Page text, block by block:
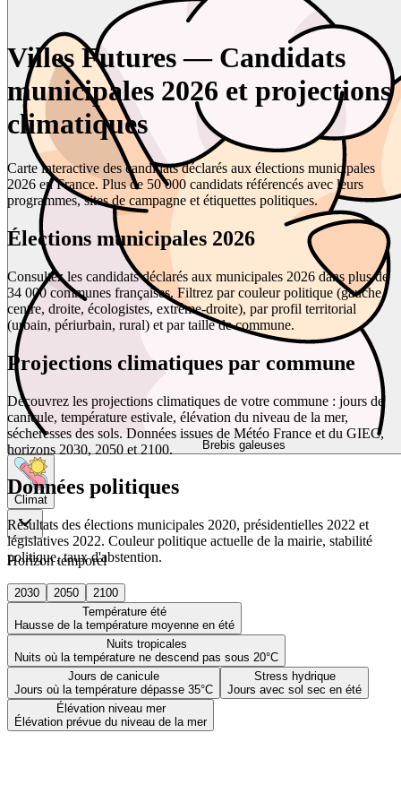
Brebis galeuses
Climat
Horizon temporel
2030 2050
2100
Température été
Hausse de la température moyenne en été
Nuits tropicales
Nuits où la température ne descend pas sous 20°C
Jours de canicule
Jours où la température dépasse 35°C
Stress hydrique
Jours avec sol sec en été
Élévation niveau mer
Élévation prévue du niveau de la mer
Villes Futures — Candidats
municipales 2026 et projections
climatiques
Carte interactive des candidats déclarés aux élections municipales
2026 en France. Plus de 50 000 candidats référencés avec leurs
programmes, sites de campagne et étiquettes politiques.
Élections municipales 2026
Consultez les candidats déclarés aux municipales 2026 dans plus de
34 000 communes françaises. Filtrez par couleur politique (gauche,
centre, droite, écologistes, extrême-droite), par profil territorial
(urbain, périurbain, rural) et par taille de commune.
Projections climatiques par commune
Découvrez les projections climatiques de votre commune : jours de
canicule, température estivale, élévation du niveau de la mer,
sécheresses des sols. Données issues de Météo France et du GIEC,
horizons 2030, 2050 et 2100.
Données politiques
Résultats des élections municipales 2020, présidentielles 2022 et
législatives 2022. Couleur politique actuelle de la mairie, stabilité
politique, taux d'abstention.